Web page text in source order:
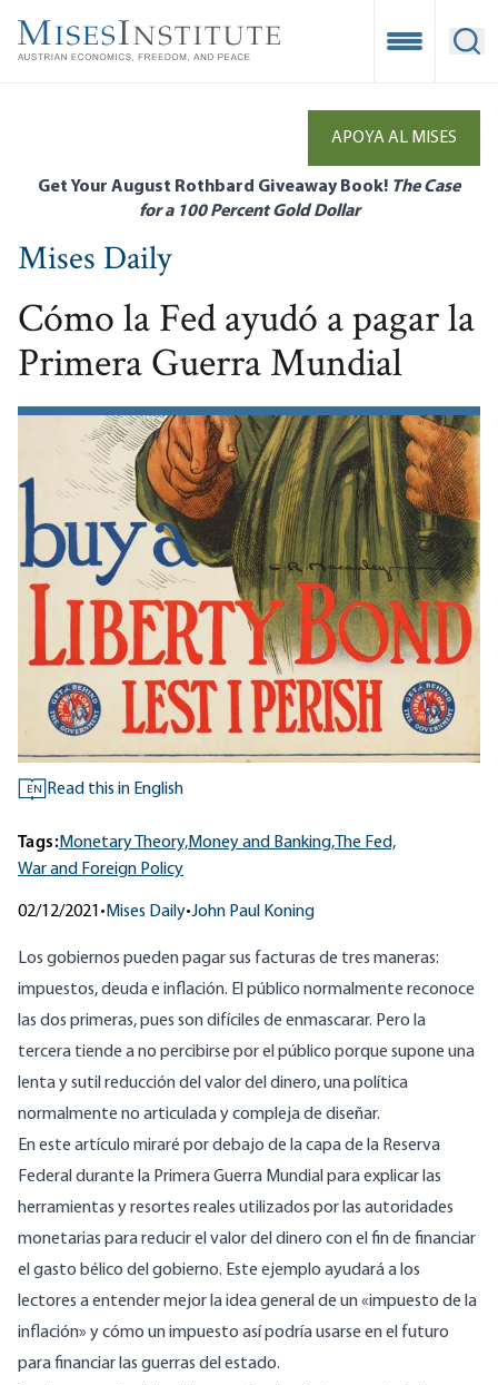
main
Open
APOYA AL MISES
Get Your August Rothbard Giveaway Book! The Case
for a 100 Percent Gold Dollar
Mises Daily
Cómo la Fed ayudó a pagar la
Primera Guerra Mundial
EN Read this in English
Tags:Monetary Theory,Money and Banking, The Fed,
War and Foreign Policy
02/12/2021 • Mises Daily•John Paul Koning
Los gobiernos pueden pagar sus facturas de tres maneras:
impuestos, deuda e inflación. El público normalmente reconoce
las dos primeras, pues son difíciles de enmascarar. Pero la
tercera tiende a no percibirse por el público porque supone una
lenta y sutil reducción del valor del dinero, una política
normalmente no articulada y compleja de diseñar.
En este artículo miraré por debajo de la capa de la Reserva
Federal durante la Primera Guerra Mundial para explicar las
herramientas y resortes reales utilizados por las autoridades
monetarias para reducir el valor del dinero con el fin de financiar
el gasto bélico del gobierno. Este ejemplo ayudará a los
lectores a entender mejor la idea general de un «impuesto de la
inflación» y cómo un impuesto así podría usarse en el futuro
para financiar las guerras del estado.